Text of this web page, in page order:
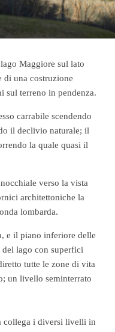
Maggiore sul lato
di una costruzione
sul terreno in pendenza.
carrabile scendendo
il declivio naturale; il
la quale quasi il
verso la vista
architettoniche la
lombarda.
e il piano inferiore delle
lago con superfici
tutte le zone di vita
un livello seminterrato
collega i diversi livelli in